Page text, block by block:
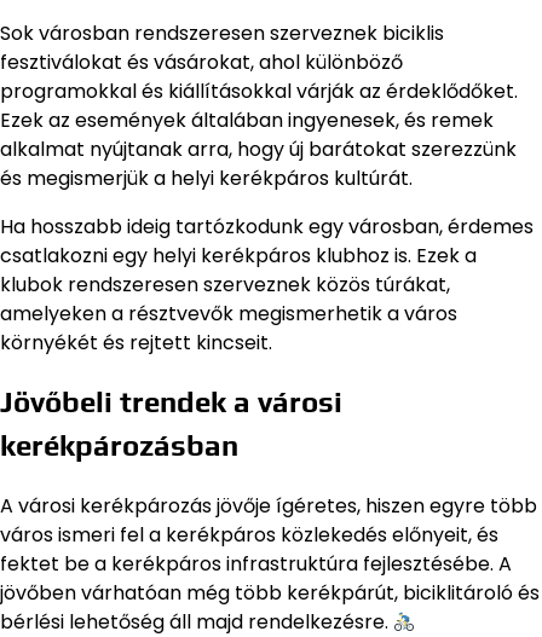
Sok városban rendszeresen szerveznek biciklis
fesztiválokat és vásárokat, ahol különböző
programokkal és kiállításokkal várják az érdeklődőket.
Ezek az események általában ingyenesek, és remek
alkalmat nyújtanak arra, hogy új barátokat szerezzünk
és megismerjük a helyi kerékpáros kultúrát.
Ha hosszabb ideig tartózkodunk egy városban, érdemes
csatlakozni egy helyi kerékpáros klubhoz is. Ezek a
klubok rendszeresen szerveznek közös túrákat,
amelyeken a résztvevők megismerhetik a város
környékét és rejtett kincseit.
Jövőbeli trendek a városi
kerékpározásban
A városi kerékpározás jövője ígéretes, hiszen egyre több
város ismeri fel a kerékpáros közlekedés előnyeit, és
fektet be a kerékpáros infrastruktúra fejlesztésébe. A
jövőben várhatóan még több kerékpárút, biciklitároló és
bérlési lehetőség áll majd rendelkezésre.